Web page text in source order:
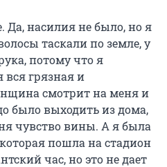
Да, насилия не было, но я
таскали по земле, у
потому что я
вся грязная и
смотрит на меня и
было выходить из дома,
чувство вины. А я была
пошла на стадион
час, но это не дает